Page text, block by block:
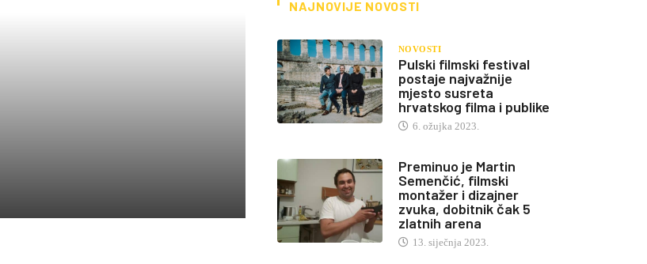
NAJNOVIJE NOVOSTI
NOVOSTI
Pulski filmski festival
postaje najvažnije
mjesto susreta
hrvatskog filma i publike
6. ožujka 2023.
Preminuo je Martin
Semenčić, filmski
montažer i dizajner
zvuka, dobitnik čak 5
zlatnih arena
13. siječnja 2023.